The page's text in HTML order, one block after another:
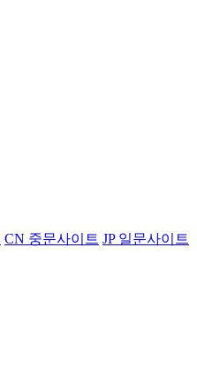
CN 중문사이트 JP일문사이트